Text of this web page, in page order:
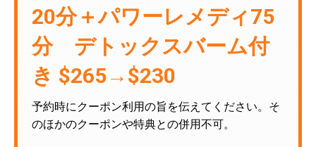
20分＋パワーレメディ75
分 デトックスバーム付
き $265→$230
予約時にクーポン利用の旨を伝えてください。そ
のほかのクーポンや特典との併用不可。